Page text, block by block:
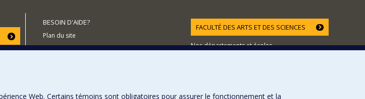
BESOIN D'AIDE?
Plan du site
Signaler une erreur
FACULTÉ DES ARTS ET DES SCIENCES
Nos départements et écoles
Web. Certains témoins sont obligatoires pour assurer le fonctionnement et la